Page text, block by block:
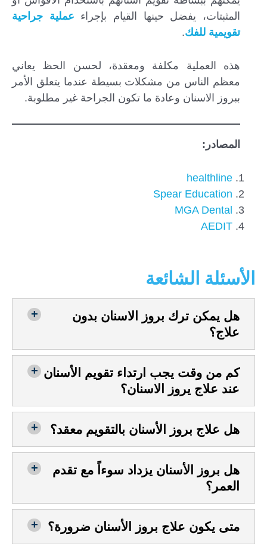
المثبتات، يفضل حينها القيام بإجراء عملية جراحية
تقويمية للفك.
هذه العملية مكلفة ومعقدة، لحسن الحظ يعاني
معظم الناس من مشكلات بسيطة عندما يتعلق الأمر
ببروز الاسنان وعادة ما تكون الجراحة غير مطلوبة.
المصادر:
healthline
Spear Education
MGA Dental
AEDIT
الأسئلة الشائعة
هل يمكن ترك بروز الاسنان بدون
علاج؟
كم من وقت يجب ارتداء تقويم الأسنان
عند علاج يروز الاسنان؟
هل علاج بروز الأسنان بالتقويم معقد؟
هل بروز الأسنان يزداد سوءاً مع تقدم
العمر؟
متى يكون علاج بروز الأسنان ضرورة؟